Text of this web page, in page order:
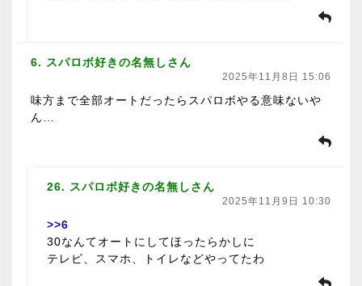
6. スパロボ好きの名無しさん
2025年11月8日 15:06
味方まで全部オートだったらスパロボやる意味ないや
ん…
26. スパロボ好きの名無しさん
2025年11月9日 10:30
>>6
30なんてオートにしてほったらかしに
テレビ、スマホ、トイレなどやってたわ